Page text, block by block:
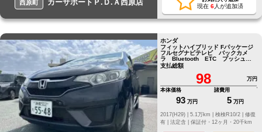
西原町 カーサポートＰ.Ｄ.Ａ西原店 現在 6人が追加済
ホンダ
フィットハイブリッド Fパッケージ
フルセグナビテレビ バックカメ
ラ Bluetooth ETC プッシュス
タート スマートキー
支払総額
98
万円
本体価格
93 万円
諸費用
5 万円
修復
有 | 法定含 | 保証付・12ヶ月・20千km